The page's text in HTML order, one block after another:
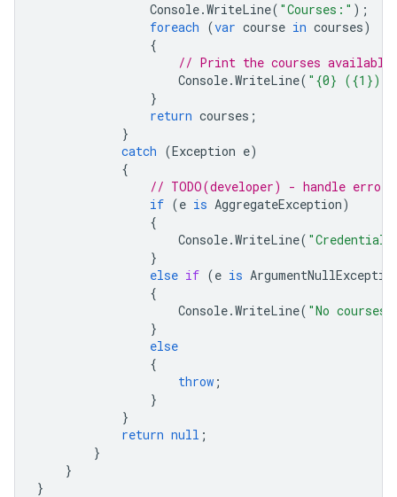
Console.WriteLine( "Courses:" );
foreach (var course in courses)
{
// Print the courses available
Console.WriteLine( "{0} ({1})"
}
return courses ;
}
catch (Exception e)
{
// TODO(developer) - handle error
if (e is AggregateException)
{
Console.WriteLine( "Credential
}
else if (e is
{
Console.WriteLine( "No courses
}
else
{
throw ;
}
}
return null ;
}
}
}